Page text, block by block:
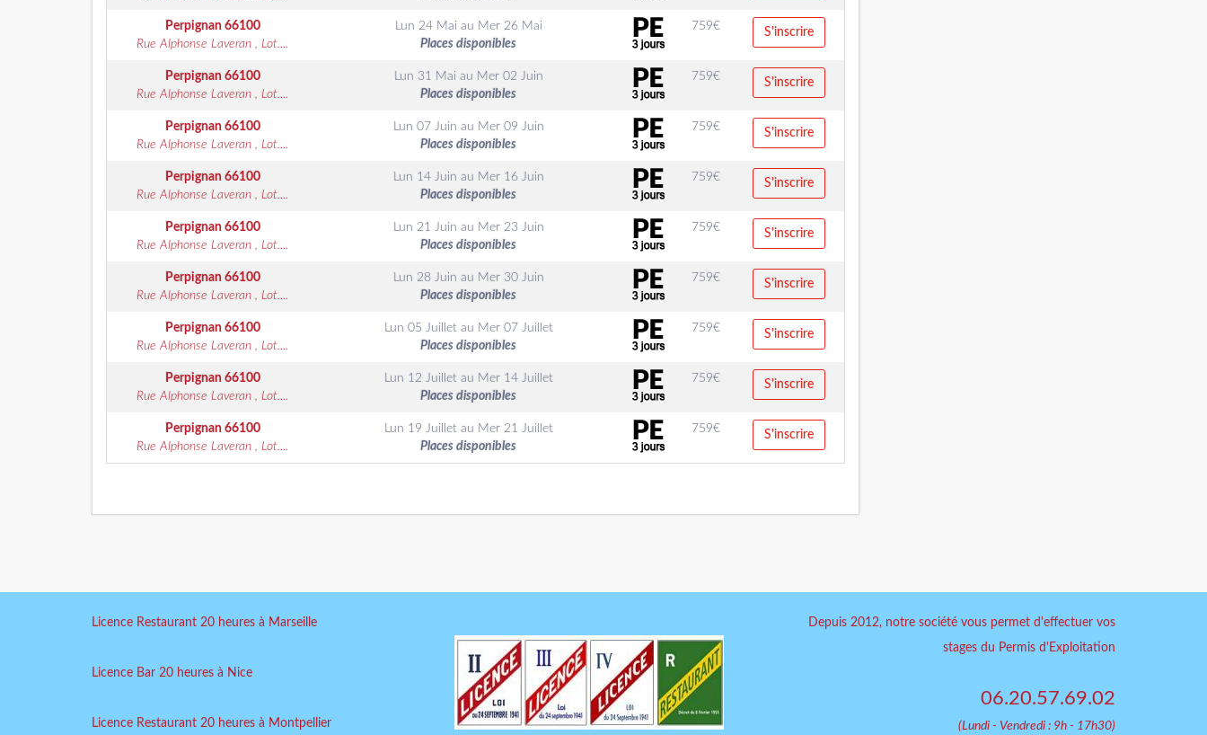
Perpignan 66100
Rue Alphonse Laveran , Lot....
Lun 24 Mai au Mer 26 Mai
Places disponibles
759€ S'inscrire
Perpignan 66100
Rue Alphonse Laveran , Lot....
Lun 31 Mai au Mer 02 Juin
Places disponibles
759€ S'inscrire
Perpignan 66100
Rue Alphonse Laveran , Lot....
Lun 07 Juin au Mer 09 Juin
Places disponibles
759€ S'inscrire
Perpignan 66100
Rue Alphonse Laveran , Lot....
Lun 14 Juin au Mer 16 Juin
Places disponibles
759€ S'inscrire
Perpignan 66100
Rue Alphonse Laveran , Lot....
Lun 21 Juin au Mer 23 Juin
Places disponibles
759€ S'inscrire
Perpignan 66100
Rue Alphonse Laveran , Lot....
Lun 28 Juin au Mer 30 Juin
Places disponibles
759€ S'inscrire
Perpignan 66100
Rue Alphonse Laveran , Lot....
Lun 05 Juilletau Mer 07 Juillet
Places disponibles
759€ S'inscrire
Perpignan 66100
Rue Alphonse Laveran , Lot....
Lun 12 Juilletau Mer 14 Juillet
Places disponibles
759€ S'inscrire
Perpignan 66100
Rue Alphonse Laveran , Lot....
Lun 19 Juilletau Mer 21 Juillet
Places disponibles
759€ S'inscrire
Licence Restaurant 20 heures à Marseille
Licence Bar 20 heures à Nice
Licence Restaurant 20 heures à Montpellier
Depuis 2012, notre société vous permet d'effectuer vos
stages du Permis d'Exploitation
06.20.57.69.02
(Lundi - Vendredi : 9h - 17h30)